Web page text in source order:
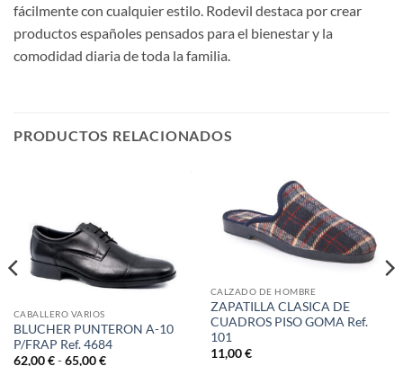
fácilmente con cualquier estilo. Rodevil destaca por crear
productos españoles pensados para el bienestar y la
comodidad diaria de toda la familia.
PRODUCTOS RELACIONADOS
CABALLERO VARIOS
BLUCHER PUNTERON A-10
P/FRAP Ref. 4684
62,00€ - 65,00€Rango
CALZADO DE HOMBRE
ZAPATILLA CLASICA DE
CUADROS PISO GOMA Ref.
101
11,00€